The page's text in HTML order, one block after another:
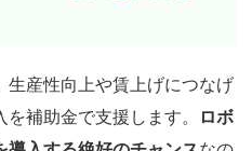
産性向上や賃上げにつなげ
補助金で支援します。
ロボ